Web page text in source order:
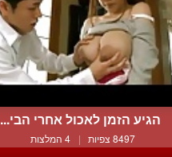
הגיע הזמן לאכול אחרי הבי...
8497 צפיות | 4 המלצות